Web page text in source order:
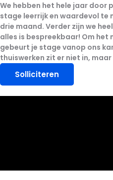
We hebben het hele jaar door
stage leerrijk en waardevol te
drie maand. Verder zijn we
alles is bespreekbaar! Om het
gebeurt je stage vanop ons
thuiswerken zit er niet in,
Solliciteren